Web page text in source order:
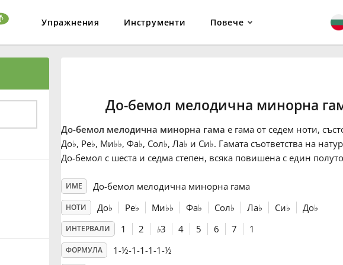
Упражнения Инструменти Повече
До-бемол мелодична минорна
До-бемол мелодична минорна гама е гама от седем ноти,
До♭, Ре♭, Ми♭♭, Фа♭, Сол♭, Ла♭ и Си♭. Гамата съответства на
До-бемол с шеста и седма степен, всяка повишена с един
ИМЕ До-бемол мелодична минорна гама
НОТИ До♭ Ре♭ Ми♭♭ Фа♭ Сол♭ Ла♭ Си♭ До♭
ИНТЕРВАЛИ 1 2 ♭3 4 5 6 7 1
ФОРМУЛА 1-½-1-1-1-1-½